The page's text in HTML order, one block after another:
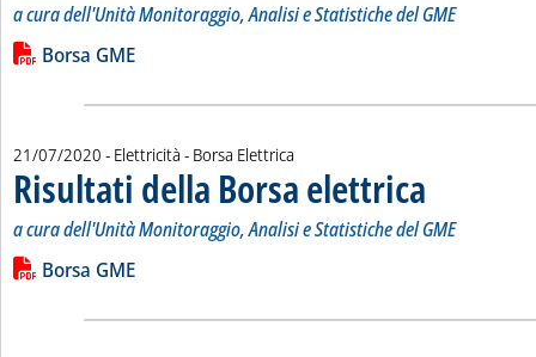
a cura dell'Unità Monitoraggio, Analisi e Statistiche del GME
Leggi tutta la notizia: 'Risultati della Borsa elettrica'
Lista allegati PDF alla notizia
Borsa GME
21/07/2020 - Elettricità - Borsa Elettrica
Risultati della Borsa elettrica
a cura dell'Unità Monitoraggio, Analisi e Statistiche del GME
Leggi tutta la notizia: 'Risultati della Borsa elettrica'
Lista allegati PDF alla notizia
Borsa GME